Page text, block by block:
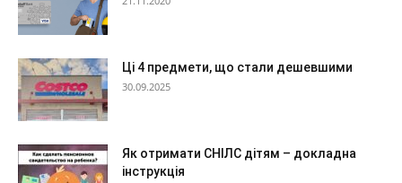
Ці 4 предмети, що стали дешевшими
30.09.2025
Як отримати СНІЛС дітям – докладна
інструкція